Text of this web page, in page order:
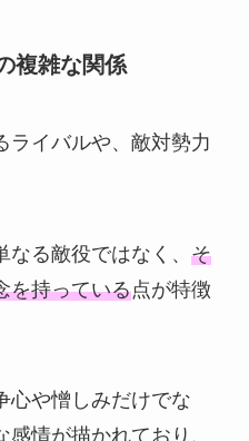
複雑な関係
ライバルや、敵対勢力
る敵役ではなく、 そ
を持っている点が特徴
心や憎しみだけでな
情が描かれており、